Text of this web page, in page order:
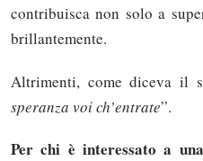
contribuisca non solo a
brillantemente.
Altrimenti, come diceva il
speranza voi ch’entrate”.
Per chi è interessato a